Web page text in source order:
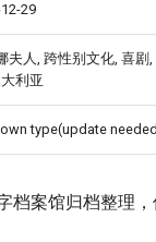
29
夫人, 跨性别文化, 喜剧
利亚
type(update
档案馆归档整理